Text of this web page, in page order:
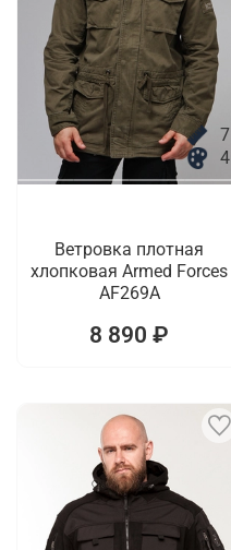
7
4
Ветровка плотная
хлопковая Armed Forces
AF269A
8 890 ₽